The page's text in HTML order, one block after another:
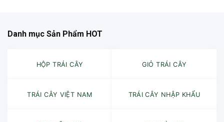
Danh mục Sản Phẩm HOT
HỘP TRÁI CÂY GIỎ TRÁI CÂY
TRÁI CÂY VIỆT NAM TRÁI CÂY NHẬP KHẨU